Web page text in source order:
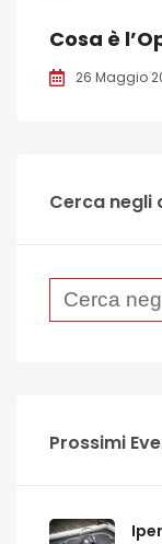
Cosa è
26 Maggio
Cerca negli
Prossimi